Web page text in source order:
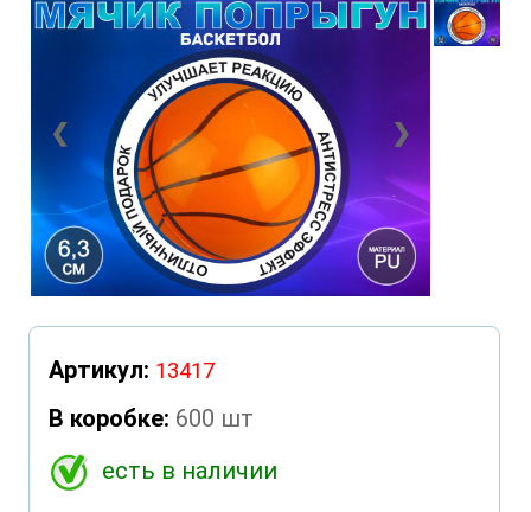
❮ ❯
Артикул: 13417
В коробке: 600 шт
есть в наличии